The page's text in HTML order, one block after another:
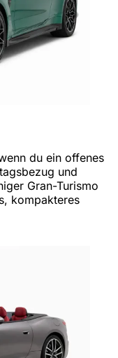
du ein offenes
und
Gran-Turismo
kompakteres